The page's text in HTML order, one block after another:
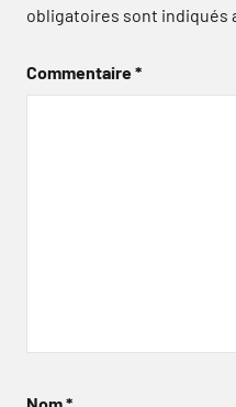
obligatoires sont indiqués
Commentaire*